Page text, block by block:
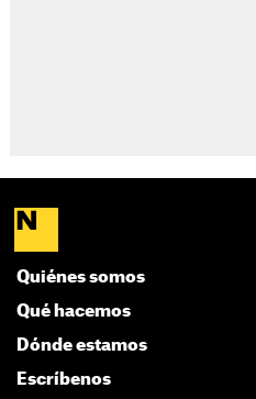
Quiénes somos
Qué hacemos
Dónde estamos
Escríbenos